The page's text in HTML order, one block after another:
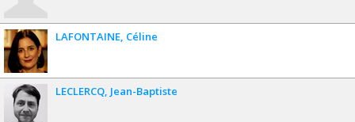
LAFONTAINE Céline
LECLERCQ Jean-Baptiste